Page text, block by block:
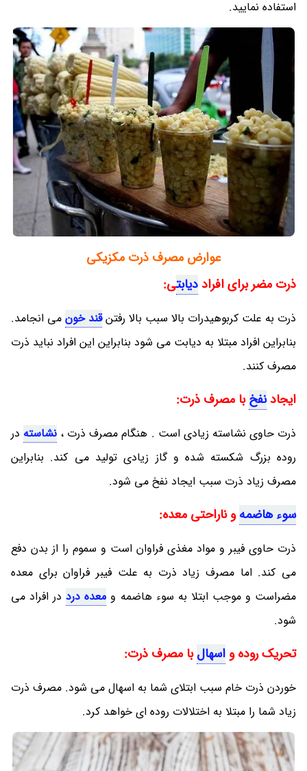
استفاده نمایید.
عوارض مصرف ذرت مکزیکی
ذرت مضر برای افراددیابتی:
ذرت به علت کربوهیدرات بالا سبب بالا رفتنقند خون می انجامد.
بنابراین افراد مبتلا به دیابت می شود بنابراین این افراد نباید ذرت
مصرف کنند.
ایجادنفخبا مصرف ذرت:
ذرت حاوی نشاسته زیادی است . هنگام مصرف ذرت ، نشاسته در
روده بزرگ شکسته شده و گاز زیادی تولید می کند. بنابراین
مصرف زیاد ذرت سبب ایجاد نفخ می شود.
سوء هاضمهو ناراحتی معده:
ذرت حاوی فیبر و مواد مغذی فراوان است و سموم را از بدن دفع
می کند. اما مصرف زیاد ذرت به علت فیبر فراوان برای معده
مضراست و موجب ابتلا به سوء هاضمه و معده درددر افراد می
شود.
تحریک روده و اسهالبا مصرف ذرت:
خوردن ذرت خام سبب ابتلای شما به اسهال می شود. مصرف ذرت
زیاد شما را مبتلا به اختلالات روده ای خواهد کرد.